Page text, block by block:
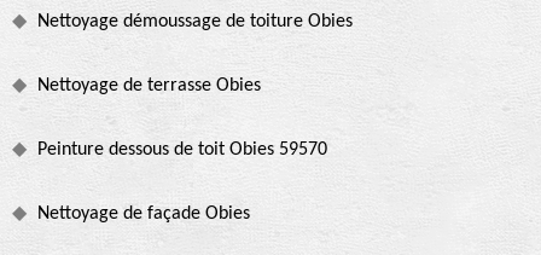
Nettoyage démoussage de toiture Obies
Nettoyage de terrasse Obies
Peinture dessous de toit Obies 59570
Nettoyage de façade Obies